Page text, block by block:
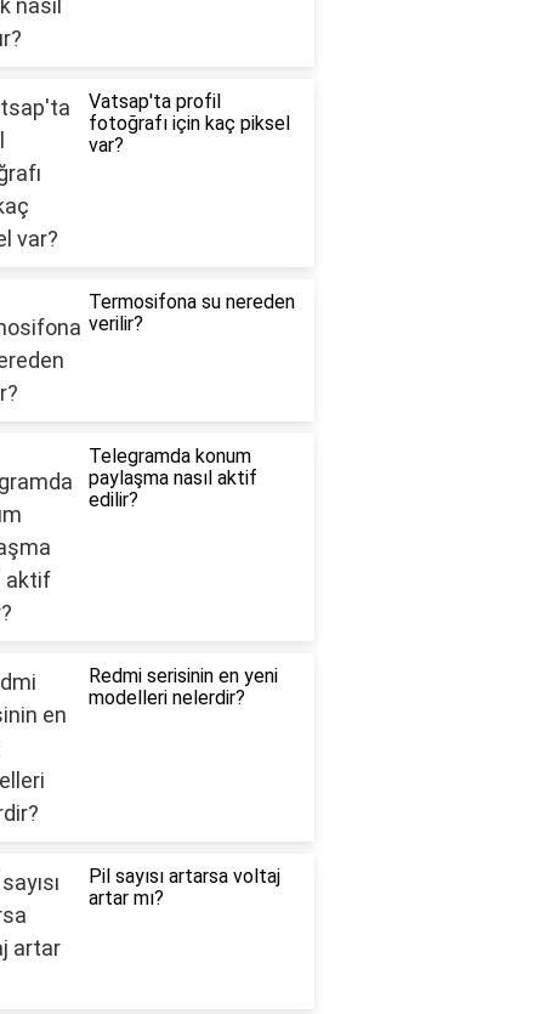
Vatsap'ta profil
fotoğrafı için kaç piksel
var?
Termosifona su nereden
verilir?
Telegramda konum
paylaşma nasıl aktif
edilir?
Redmi serisinin en yeni
modelleri nelerdir?
Pil sayısı artarsa voltaj
artar mı?